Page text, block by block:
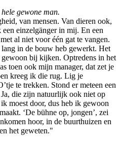
gewone man.
van mensen. Van dieren ook,
einzelgänger in mij. En een
al niet voor één gat te vangen.
in de bouw heb gewerkt. Het
bij kijken. Optredens in het
toen ook mijn manager, dat zet je
kreeg ik die rug. Lig je
te trekken. Stond er meteen een
die zijn natuurlijk ook niet op
moest door, dus heb ik gewoon
‘De bühne op, jongen’, zei
hoor, in de buurthuizen en
het geweten."